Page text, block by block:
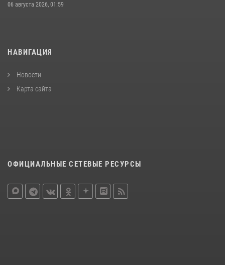
06 августа 2026, 01:59
НАВИГАЦИЯ
Новости
Карта сайта
ОФИЦИАЛЬНЫЕ СЕТЕВЫЕ РЕСУРСЫ